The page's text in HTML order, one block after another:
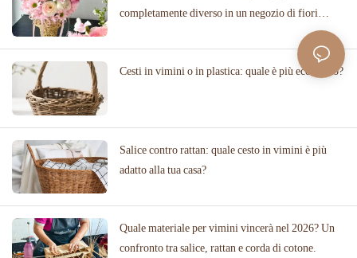
completamente diverso in un negozio di fiori
Cesti in vimini o in plastica: quale è più ecologico?
Salice contro rattan: quale cesto in vimini è più
adatto alla tua casa?
Quale materiale per vimini vincerà nel 2026? Un
confronto tra salice, rattan e corda di cotone.